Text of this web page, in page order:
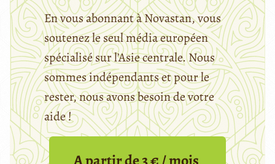
En vous abonnant à Novastan, vous
soutenez le seul média européen
spécialisé sur l’Asie centrale. Nous
sommes indépendants et pour le
rester, nous avons besoin de votre
aide !